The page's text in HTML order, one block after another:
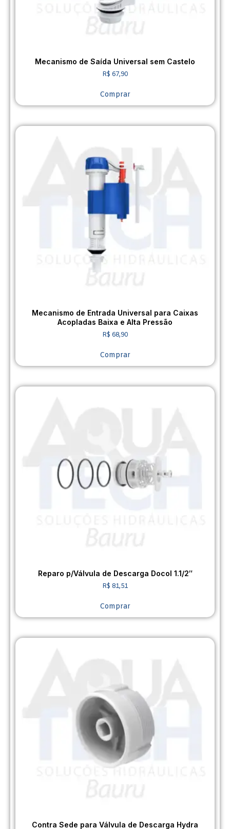
Mecanismo de Saída Universal sem Castelo
R$ 67,90
Comprar
Mecanismo de Entrada Universal para Caixas
Acopladas Baixa e Alta Pressão
R$ 68,90
Comprar
Reparo p/Válvula de Descarga Docol 1.1/2″
R$ 81,51
Comprar
Contra Sede para Válvula de Descarga Hydra